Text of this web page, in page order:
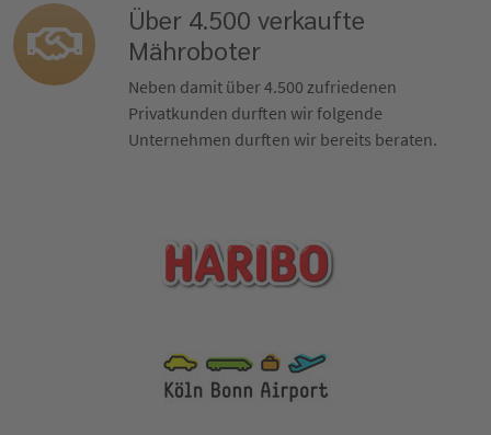
Über 4.500 verkaufte
Mähroboter
Neben damit über 4.500 zufriedenen
Privatkunden durften wir folgende
Unternehmen durften wir bereits beraten.